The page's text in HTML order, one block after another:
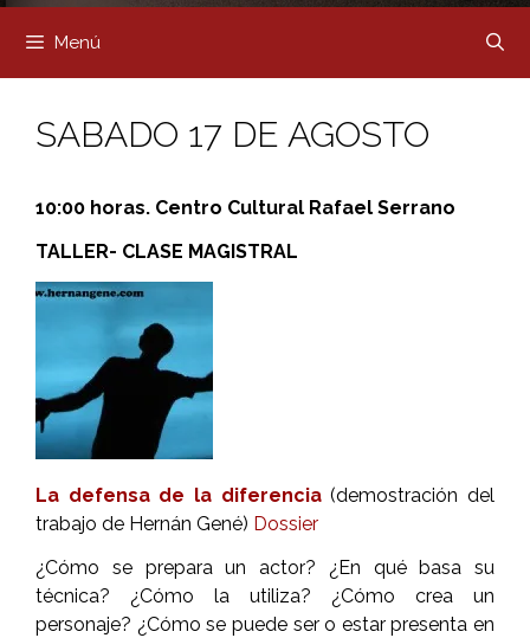
Menú
SABADO 17 DE AGOSTO
10:00 horas. Centro Cultural Rafael Serrano
TALLER- CLASE MAGISTRAL
La defensa de la diferencia(demostración del
trabajo de Hernán Gené) Dossier
¿Cómo se prepara un actor? ¿En qué basa su
técnica? ¿Cómo la utiliza? ¿Cómo crea un
personaje? ¿Cómo se puede ser o estar presenta en